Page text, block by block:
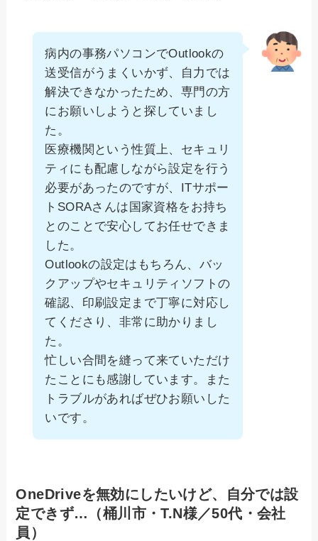
病内の事務パソコンでOutlookの
送受信がうまくいかず、自力では
解決できなかったため、専門の方
にお願いしようと探していまし
た。
医療機関という性質上、セキュリ
ティにも配慮しながら設定を行う
必要があったのですが、ITサポー
トSORAさんは国家資格をお持ち
とのことで安心してお任せできま
した。
Outlookの設定はもちろん、バッ
クアップやセキュリティソフトの
確認、印刷設定まで丁寧に対応し
てくださり、非常に助かりまし
た。
忙しい合間を縫って来ていただけ
たことにも感謝しています。また
トラブルがあればぜひお願いした
いです。
OneDriveを無効にしたいけど、自分では設
定できず…（桶川市・T.N様／50代・会社
員）